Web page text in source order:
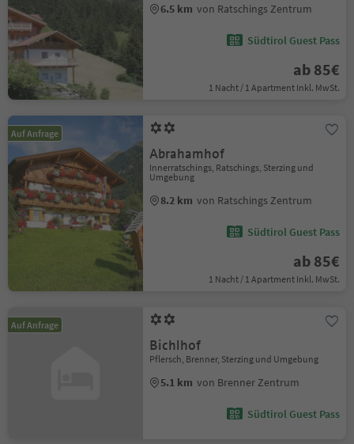
6.5 km von Ratschings Zentrum
Südtirol Guest Pass
ab 85€
1 Nacht / 1 Apartment Inkl. MwSt.
Auf Anfrage
Abrahamhof
Innerratschings, Ratschings, Sterzing und
Umgebung
8.2 km von Ratschings Zentrum
Südtirol Guest Pass
ab 85€
1 Nacht / 1 Apartment Inkl. MwSt.
Auf Anfrage
Bichlhof
Pflersch, Brenner, Sterzing und Umgebung
5.1 km von Brenner Zentrum
Südtirol Guest Pass